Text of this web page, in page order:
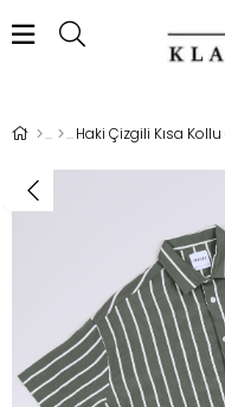
Haki Çizgili Kısa